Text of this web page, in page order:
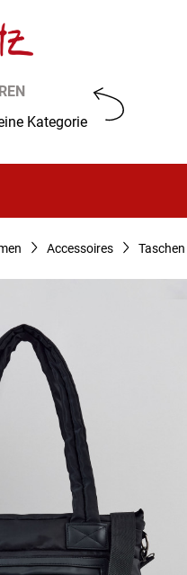
Kategorie
Accessoires Taschen